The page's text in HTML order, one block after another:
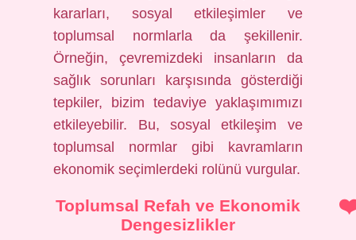
kararları, sosyal etkileşimler ve
toplumsal normlarla da şekillenir.
Örneğin, çevremizdeki insanların da
sağlık sorunları karşısında gösterdiği
tepkiler, bizim tedaviye yaklaşımımızı
etkileyebilir. Bu, sosyal etkileşim ve
toplumsal normlar gibi kavramların
ekonomik seçimlerdeki rolünü vurgular.
Toplumsal Refah ve Ekonomik
Dengesizlikler